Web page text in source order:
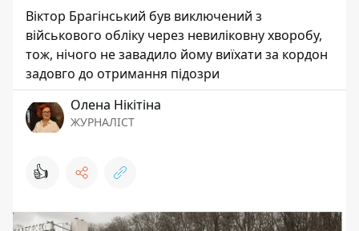
Віктор Брагінський був виключений з
військового обліку через невиліковну хворобу,
тож, нічого не завадило йому виїхати за кордон
задовго до отримання підозри
Олена Нікітіна
ЖУРНАЛІСТ
👍